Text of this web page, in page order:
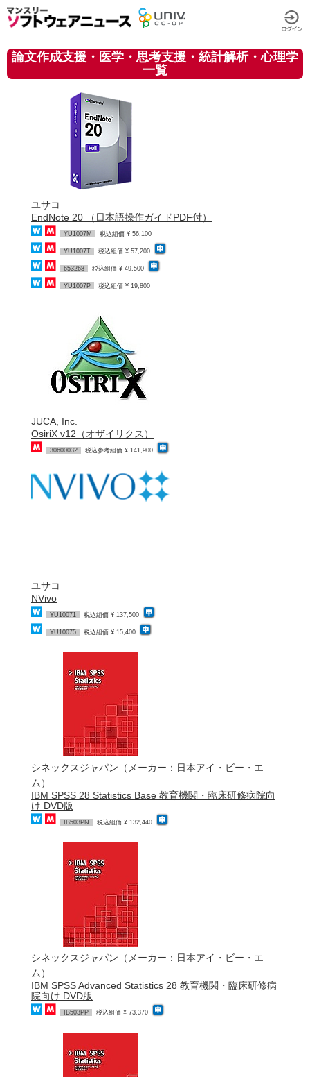
論文作成支援・医学・思考支援・統計解析・心理学
一覧
ユサコ
EndNote 20 （日本語操作ガイドPDF付）
YU1007M 税込組価 ¥ 56,100
YU1007T 税込組価 ¥ 57,200
653268 税込組価 ¥ 49,500
YU1007P 税込組価 ¥ 19,800
JUCA, Inc.
OsiriX v12（オザイリクス）
30600032 税込参考組価 ¥ 141,900
ユサコ
NVivo
YU10071 税込組価 ¥ 137,500
YU10075 税込組価 ¥ 15,400
シネックスジャパン（メーカー：日本アイ・ビー・エ
ム）
IBM SPSS 28 Statistics Base 教育機関・臨床研修病院向
け DVD版
IB503PN 税込組価 ¥ 132,440
シネックスジャパン（メーカー：日本アイ・ビー・エ
ム）
IBM SPSS Advanced Statistics 28 教育機関・臨床研修病
院向け DVD版
IB503PP 税込組価 ¥ 73,370